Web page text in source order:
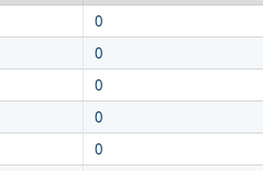
0
0
0
0
0